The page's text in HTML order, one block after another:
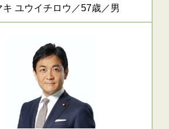
キ ユウイチロウ／57歳／男